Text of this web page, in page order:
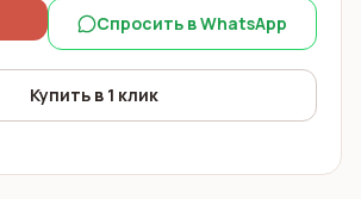
Спросить в WhatsApp
Купить в 1 клик